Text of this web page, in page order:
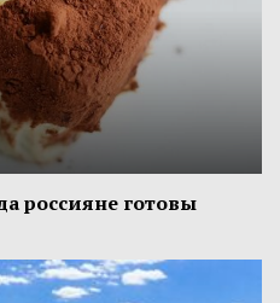
россияне готовы